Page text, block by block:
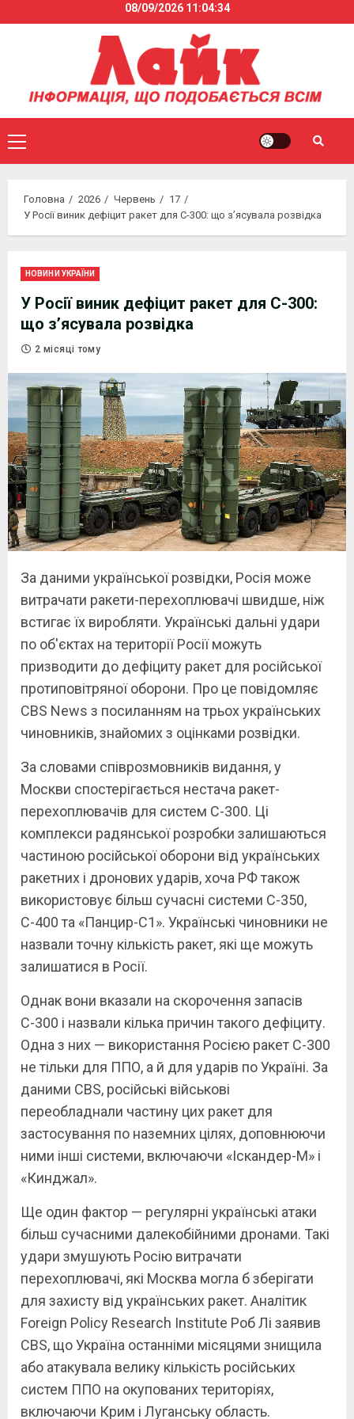
to
08/09/2026 11:04:34
Primary
Menu
Головна 2026 Червень
17
У Росії виник дефіцит ракет для С-300: що з’ясувала розвідка
НОВИНИ УКРАЇНИ
У Росії виник дефіцит ракет для С-300:
що з’ясувала розвідка
2 місяці тому
За даними української розвідки, Росія може
витрачати ракети-перехоплювачі швидше, ніж
встигає їх виробляти. Українські дальні удари
по об'єктах на території Росії можуть
призводити до дефіциту ракет для російської
протиповітряної оборони. Про це повідомляє
CBS News з посиланням на трьох українських
чиновників, знайомих з оцінками розвідки.
За словами співрозмовників видання, у
Москви спостерігається нестача ракет-
перехоплювачів для систем С-300. Ці
комплекси радянської розробки залишаються
частиною російської оборони від українських
ракетних і дронових ударів, хоча РФ також
використовує більш сучасні системи С-350,
С-400 та «Панцир-С1». Українські чиновники не
назвали точну кількість ракет, які ще можуть
залишатися в Росії.
Однак вони вказали на скорочення запасів
С-300 і назвали кілька причин такого дефіциту.
Одна з них — використання Росією ракет С-300
не тільки для ППО, а й для ударів по Україні. За
даними CBS, російські військові
переобладнали частину цих ракет для
застосування по наземних цілях, доповнюючи
ними інші системи, включаючи «Іскандер-М» і
«Кинджал».
Ще один фактор — регулярні українські атаки
більш сучасними далекобійними дронами. Такі
удари змушують Росію витрачати
перехоплювачі, які Москва могла б зберігати
для захисту від українських ракет. Аналітик
Foreign Policy Research Institute Роб Лі заявив
CBS, що Україна останніми місяцями знищила
або атакувала велику кількість російських
систем ППО на окупованих територіях,
включаючи Крим і Луганську область.